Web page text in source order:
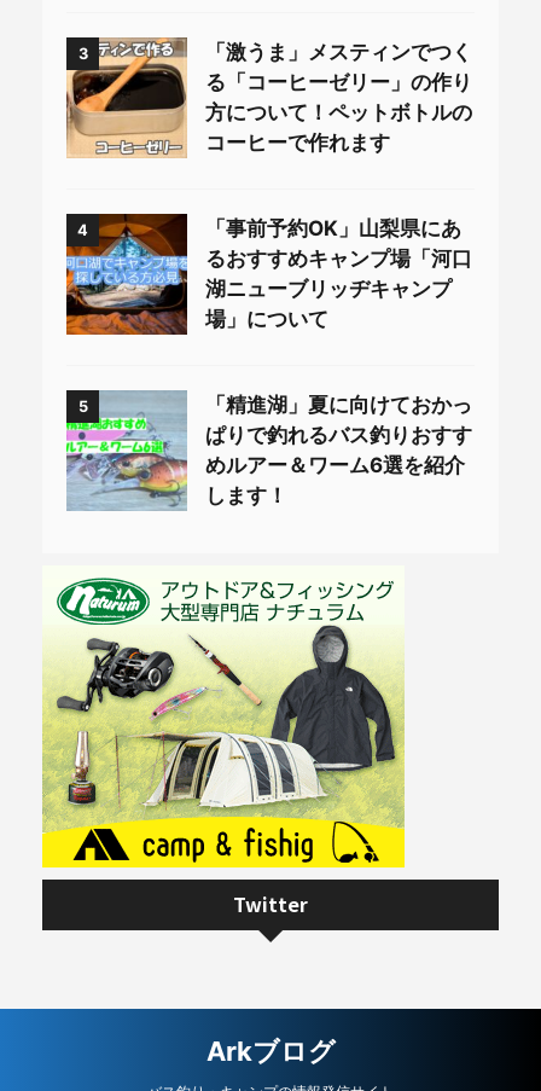
3
「激うま」メスティンでつく
る「コーヒーゼリー」の作り
方について！ペットボトルの
コーヒーで作れます
4
「事前予約OK」山梨県にあ
るおすすめキャンプ場「河口
湖ニューブリッヂキャンプ
場」について
5
「精進湖」夏に向けておかっ
ぱりで釣れるバス釣りおすす
めルアー＆ワーム6選を紹介
します！
Twitter
Arkブログ